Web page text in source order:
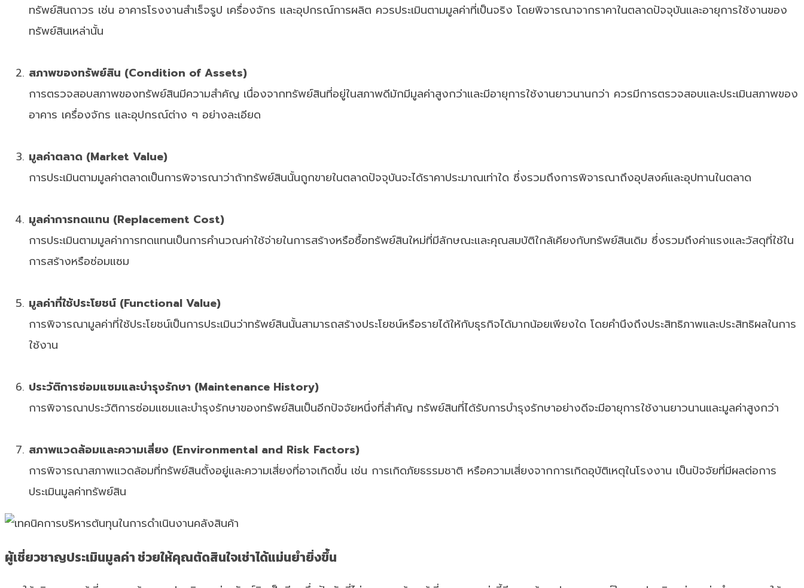
ทรัพย์สินถาวร เช่น อาคารโรงงานสำเร็จรูป เครื่องจักร และอุปกรณ์การผลิต ควรประเมินตามมูลค่าที่เป็นจริง โดยพิจารณาจากราคาในตลาดปัจจุบันและอายุการใช้งานของ
ทรัพย์สินเหล่านั้น
สภาพของทรัพย์สิน (Condition of Assets)
การตรวจสอบสภาพของทรัพย์สินมีความสำคัญ เนื่องจากทรัพย์สินที่อยู่ในสภาพดีมักมีมูลค่าสูงกว่าและมีอายุการใช้งานยาวนานกว่า ควรมีการตรวจสอบและประเมินสภาพของ
อาคาร เครื่องจักร และอุปกรณ์ต่าง ๆ อย่างละเอียด
มูลค่าตลาด (Market Value)
การประเมินตามมูลค่าตลาดเป็นการพิจารณาว่าถ้าทรัพย์สินนั้นถูกขายในตลาดปัจจุบันจะได้ราคาประมาณเท่าใด ซึ่งรวมถึงการพิจารณาถึงอุปสงค์และอุปทานในตลาด
มูลค่าการทดแทน (Replacement Cost)
การประเมินตามมูลค่าการทดแทนเป็นการคำนวณค่าใช้จ่ายในการสร้างหรือซื้อทรัพย์สินใหม่ที่มีลักษณะและคุณสมบัติใกล้เคียงกับทรัพย์สินเดิม ซึ่งรวมถึงค่าแรงและวัสดุที่ใช้ใน
การสร้างหรือซ่อมแซม
มูลค่าที่ใช้ประโยชน์ (Functional Value)
การพิจารณามูลค่าที่ใช้ประโยชน์เป็นการประเมินว่าทรัพย์สินนั้นสามารถสร้างประโยชน์หรือรายได้ให้กับธุรกิจได้มากน้อยเพียงใด โดยคำนึงถึงประสิทธิภาพและประสิทธิผลในการ
ใช้งาน
ประวัติการซ่อมแซมและบำรุงรักษา (Maintenance History)
การพิจารณาประวัติการซ่อมแซมและบำรุงรักษาของทรัพย์สินเป็นอีกปัจจัยหนึ่งที่สำคัญ ทรัพย์สินที่ได้รับการบำรุงรักษาอย่างดีจะมีอายุการใช้งานยาวนานและมูลค่าสูงกว่า
สภาพแวดล้อมและความเสี่ยง (Environmental and Risk Factors)
การพิจารณาสภาพแวดล้อมที่ทรัพย์สินตั้งอยู่และความเสี่ยงที่อาจเกิดขึ้น เช่น การเกิดภัยธรรมชาติ หรือความเสี่ยงจากการเกิดอุบัติเหตุในโรงงาน เป็นปัจจัยที่มีผลต่อการ
ประเมินมูลค่าทรัพย์สิน
ผู้เชี่ยวชาญประเมินมูลค่า ช่วยให้คุณตัดสินใจเช่าได้แม่นยำยิ่งขึ้น